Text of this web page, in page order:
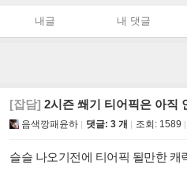
내글 내 댓글
[잡담] 2시즌 쐐기 티어픽은 아직
음색깡패윤하 댓글: 3 개 조회: 1589
슬슬 나오기전에 티어픽 될만한 캐